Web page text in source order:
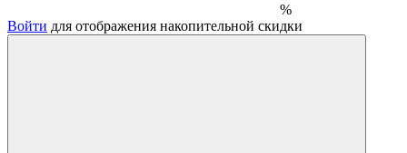
%
Войти для отображения накопительной скидки